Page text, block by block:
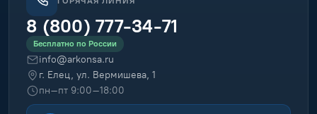
8 (800) 777-34-71
Бесплатно по России
info@arkonsa.ru
г. Елец, ул. Вермишева, 1
пн–пт 9:00–18:00